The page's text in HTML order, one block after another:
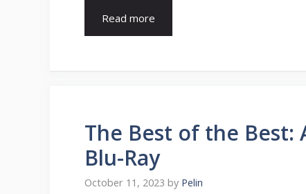
Read more
The Best of the Best:
Blu-Ray
October 11, 2023 by Pelin